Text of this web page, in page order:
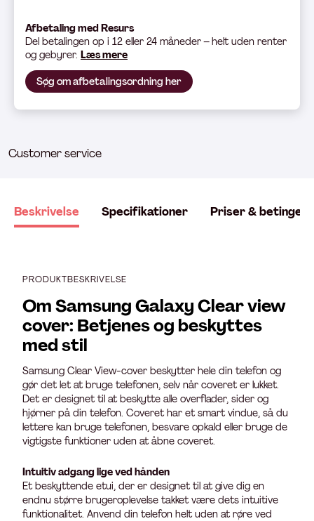
Afbetaling med Resurs
Del betalingen op i 12 eller 24 måneder – helt uden renter
og gebyrer. Læs mere
Søg om afbetalingsordning her
Customer service
Beskrivelse Specifikationer Priser &
PRODUKTBESKRIVELSE
Om Samsung Galaxy Clear view
cover: Betjenes og beskyttes
med stil
Samsung Clear View-cover beskytter hele din telefon og
gør det let at bruge telefonen, selv når coveret er lukket.
Det er designet til at beskytte alle overflader, sider og
hjørner på din telefon. Coveret har et smart vindue, så du
lettere kan bruge telefonen, besvare opkald eller bruge de
vigtigste funktioner uden at åbne coveret.
Intuitiv adgang lige ved hånden
Et beskyttende etui, der er designet til at give dig en
endnu større brugeroplevelse takket være dets intuitive
funktionalitet. Anvend din telefon helt uden at røre ved